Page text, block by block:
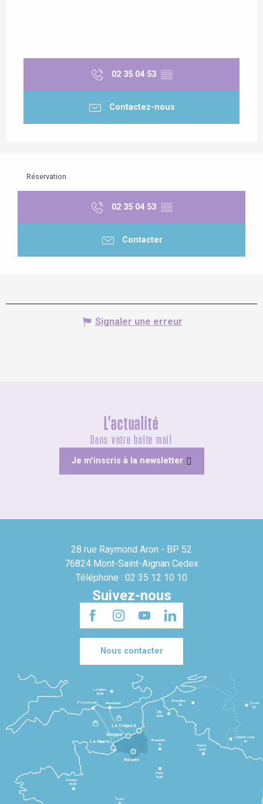
02 35 04 53 ▒▒
Contactez-nous
Réservation
02 35 04 53 ▒▒
Contacter
Signaler une erreur
L'actualité
Dans votre boîte mail
Je m'inscris à la newsletter
28 rue Raymond Aron - BP 52
76824 Mont-Saint-Aignan Cedex
Téléphone : 02 35 12 10 10
Suivez-nous
Nous contacter
Le Havre
Dieppe
Le Tréport
Rennes
2h30
Tours
3h
Paris
1h30
Beauvais
1h
Reims
2h45
Lille
2h30
Bruxelles
3h
Londres
3h30
Newhaven
Portsmouth
Bonn
5h
Luxembourg
4h
Rouen